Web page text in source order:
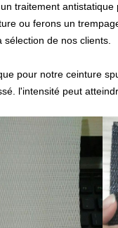
traitement
ou ferons un
de nos clients.
pour notre ceinture
l'intensité peut